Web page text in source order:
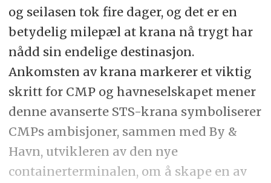
og seilasen tok fire dager, og det er en
betydelig milepæl at krana nå trygt har
nådd sin endelige destinasjon.
Ankomsten av krana markerer et viktig
skritt for CMP og havneselskapet mener
denne avanserte STS-krana symboliserer
CMPs ambisjoner, sammen med By &
Havn, utvikleren av den nye
containerterminalen, om å skape en av